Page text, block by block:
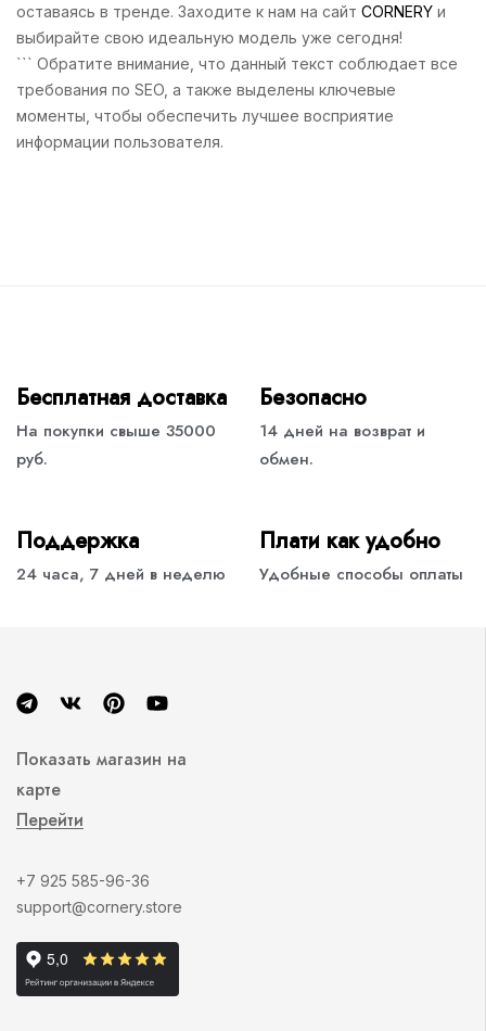
оставаясь в тренде. Заходите к нам на сайт CORNERY и
выбирайте свою идеальную модель уже сегодня!
``` Обратите внимание, что данный текст соблюдает все
требования по SEO, а также выделены ключевые
моменты, чтобы обеспечить лучшее восприятие
информации пользователя.
Бесплатная доставка
На покупки свыше 35000
руб.
Безопасно
14 дней на возврат и
обмен.
Поддержка
24 часа, 7 дней в неделю
Плати как удобно
Удобные способы оплаты
Показать магазин на
карте
Перейти
+7 925 585-96-36
support@cornery.store